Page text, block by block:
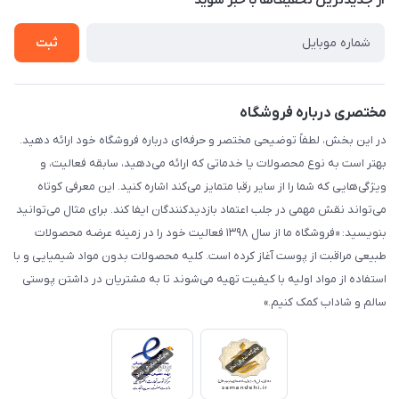
راهنما
ثبت
مختصری درباره فروشگاه
در این بخش، لطفاً توضیحی مختصر و حرفه‌ای درباره فروشگاه خود ارائه دهید.
بهتر است به نوع محصولات یا خدماتی که ارائه می‌دهید، سابقه فعالیت، و
ویژگی‌هایی که شما را از سایر رقبا متمایز می‌کند اشاره کنید. این معرفی کوتاه
می‌تواند نقش مهمی در جلب اعتماد بازدیدکنندگان ایفا کند. برای مثال می‌توانید
بنویسید: «فروشگاه ما از سال ۱۳۹۸ فعالیت خود را در زمینه عرضه محصولات
طبیعی مراقبت از پوست آغاز کرده است. کلیه محصولات بدون مواد شیمیایی و با
استفاده از مواد اولیه با کیفیت تهیه می‌شوند تا به مشتریان در داشتن پوستی
سالم و شاداب کمک کنیم.»